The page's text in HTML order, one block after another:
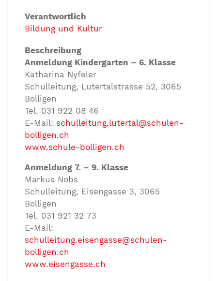
Verantwortlich
Bildung und Kultur
Beschreibung
Anmeldung Kindergarten – 6. Klasse
Katharina Nyfeler
Schulleitung, Lutertalstrasse 52, 3065
Bolligen
Tel. 031 922 08 46
E-Mail: schulleitung.lutertal@schulen-
bolligen.ch
www.schule-bolligen.ch
Anmeldung 7. – 9. Klasse
Markus Nobs
Schulleitung, Eisengasse 3, 3065
Bolligen
Tel. 031 921 32 73
E-Mail:
schulleitung.eisengasse@schulen-
bolligen.ch
www.eisengasse.ch